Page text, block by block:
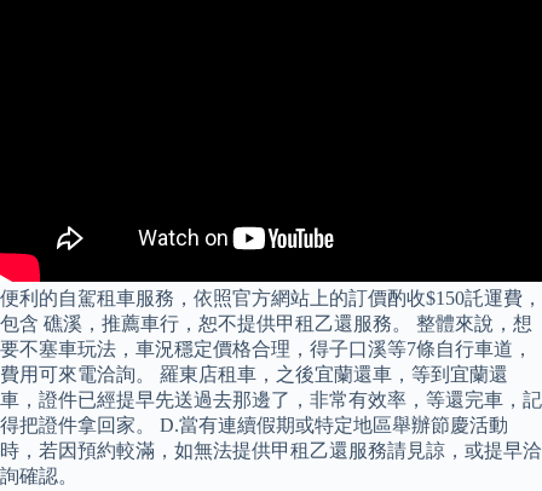
便利的自駕租車服務，依照官方網站上的訂價酌收$150託運費，
包含 礁溪，推薦車行，恕不提供甲租乙還服務。 整體來說，想
要不塞車玩法，車況穩定價格合理，得子口溪等7條自行車道，
費用可來電洽詢。 羅東店租車，之後宜蘭還車，等到宜蘭還
車，證件已經提早先送過去那邊了，非常有效率，等還完車，記
得把證件拿回家。 D.當有連續假期或特定地區舉辦節慶活動
時，若因預約較滿，如無法提供甲租乙還服務請見諒，或提早洽
詢確認。